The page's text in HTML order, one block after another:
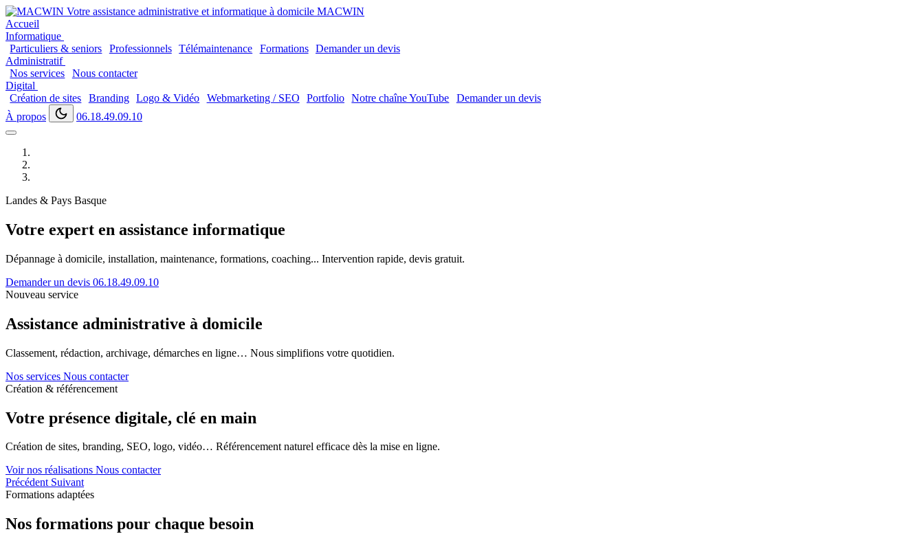
MACWIN
Accueil
Informatique
Particuliers & seniors
Professionnels Télémaintenance Formations
Demander un devis
Administratif
Nos services
Nous contacter
Digital
Création de sites
Branding Logo & Vidéo Webmarketing / SEO Portfolio Notre chaîne YouTube
Demander un devis
À propos
06.18.49.09.10
Landes & Pays Basque
Votre expert en assistance informatique
Dépannage à domicile, installation, maintenance, formations, coaching... Intervention rapide, devis gratuit.
Demander un devis 06.18.49.09.10
Nouveau service
Assistance administrative à domicile
Classement, rédaction, archivage, démarches en ligne… Nous simplifions votre quotidien.
Nos services Nous contacter
Création & référencement
Votre présence digitale, clé en main
Création de sites, branding, SEO, logo, vidéo… Référencement naturel efficace dès la mise en ligne.
Voir nos réalisations Nous contacter
Précédent Suivant
Formations adaptées
Nos formations pour chaque besoin